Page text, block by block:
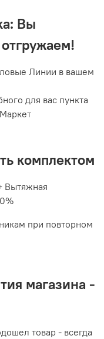
Вы
Линии в вашем
для вас пункта
комплектом
Вытяжная
при повторном
магазина -
товар - всегда